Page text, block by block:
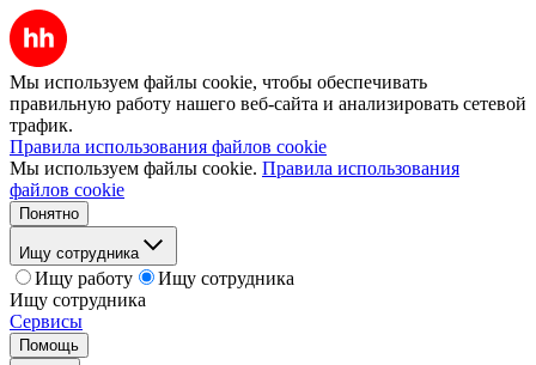
Мы используем файлы cookie, чтобы обеспечивать
правильную работу нашего веб-сайта и анализировать сетевой
трафик.
Правила использования файлов cookie
Мы используем файлы cookie. Правила использования
файлов cookie
Понятно
Ищу сотрудника
Ищу работу
Ищу сотрудника
Ищу сотрудника
Сервисы
Помощь